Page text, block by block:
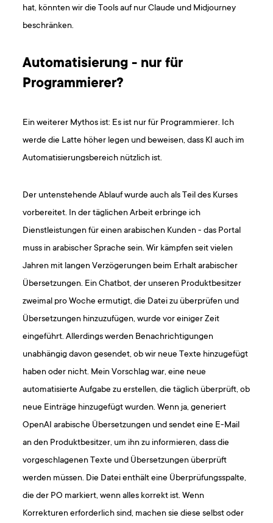
hat, könnten wir die Tools auf nur Claude und Midjourney
beschränken.
Automatisierung - nur für
Programmierer?
Ein weiterer Mythos ist: Es ist nur für Programmierer. Ich
werde die Latte höher legen und beweisen, dass KI auch im
Automatisierungsbereich nützlich ist.
Der untenstehende Ablauf wurde auch als Teil des Kurses
vorbereitet. In der täglichen Arbeit erbringe ich
Dienstleistungen für einen arabischen Kunden - das Portal
muss in arabischer Sprache sein. Wir kämpfen seit vielen
Jahren mit langen Verzögerungen beim Erhalt arabischer
Übersetzungen. Ein Chatbot, der unseren Produktbesitzer
zweimal pro Woche ermutigt, die Datei zu überprüfen und
Übersetzungen hinzuzufügen, wurde vor einiger Zeit
eingeführt. Allerdings werden Benachrichtigungen
unabhängig davon gesendet, ob wir neue Texte hinzugefügt
haben oder nicht. Mein Vorschlag war, eine neue
automatisierte Aufgabe zu erstellen, die täglich überprüft, ob
neue Einträge hinzugefügt wurden. Wenn ja, generiert
OpenAI arabische Übersetzungen und sendet eine E-Mail
an den Produktbesitzer, um ihn zu informieren, dass die
vorgeschlagenen Texte und Übersetzungen überprüft
werden müssen. Die Datei enthält eine Überprüfungsspalte,
die der PO markiert, wenn alles korrekt ist. Wenn
Korrekturen erforderlich sind, machen sie diese selbst oder